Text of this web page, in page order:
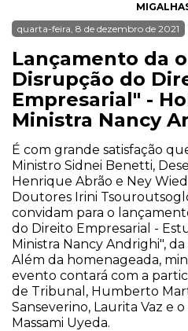
quarta-feira, 8 de dezembro de 2021
Lançamento da
Disrupção do
Empresarial" -
Ministra Nancy
É com grande satisfação
Ministro Sidnei Benetti,
Henrique Abrão e Ney
Doutores Irini
convidam para o
do Direito Empresarial -
Ministra Nancy Andrighi",
Além da homenageada,
evento contará com a
de Tribunal, Humberto
Sanseverino, Laurita Vaz e
Massami Uyeda.